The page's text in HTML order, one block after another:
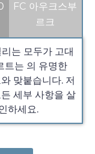
FC 아우크스부
르크
는 모두가 고대
트는 의 유명한
맞붙습니다. 저
세부 사항을 살
하세요.